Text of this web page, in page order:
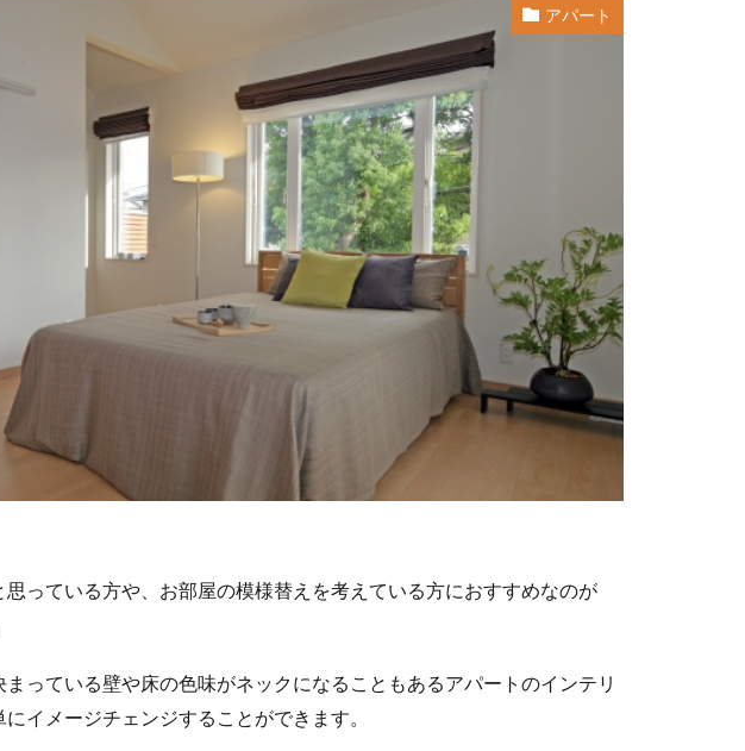
アパート
っている方や、お部屋の模様替えを考えている方におすすめなのが
っている壁や床の色味がネックになることもあるアパートのインテリ
イメージチェンジすることができます。